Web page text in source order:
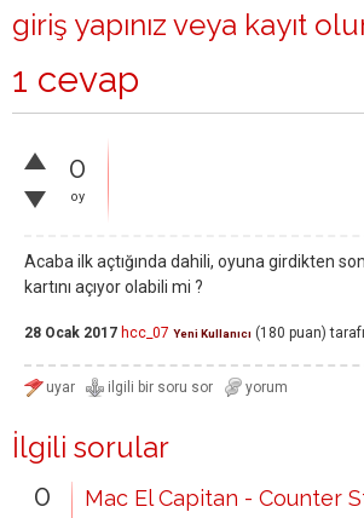
giriş yapınız veya kayıt
1 cevap
0
oy
Acaba ilk açtığında dahili, oyuna girdikten
kartını açıyor olabili mi ?
28 Ocak 2017 hcc_07 Yeni Kullanıcı (180 puan)
İlgili sorular
0
Mac El Capitan - Counter